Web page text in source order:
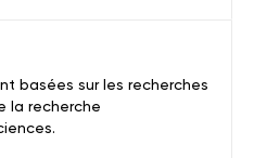
basées sur les recherches
la recherche